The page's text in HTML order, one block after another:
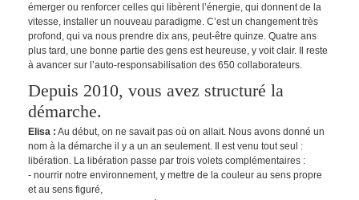
émerger ou renforcer celles qui libèrent l’énergie, qui donnent de la
vitesse, installer un nouveau paradigme. C’est un changement très
profond, qui va nous prendre dix ans, peut-être quinze. Quatre ans
plus tard, une bonne partie des gens est heureuse, y voit clair. Il reste
à avancer sur l’auto-responsabilisation des 650 collaborateurs.
Depuis 2010, vous avez structuré la
démarche.
Elisa : Au début, on ne savait pas où on allait. Nous avons donné un
nom à la démarche il y a un an seulement. Il est venu tout seul :
libération. La libération passe par trois volets complémentaires :
- nourrir notre environnement, y mettre de la couleur au sens propre
et au sens figuré,